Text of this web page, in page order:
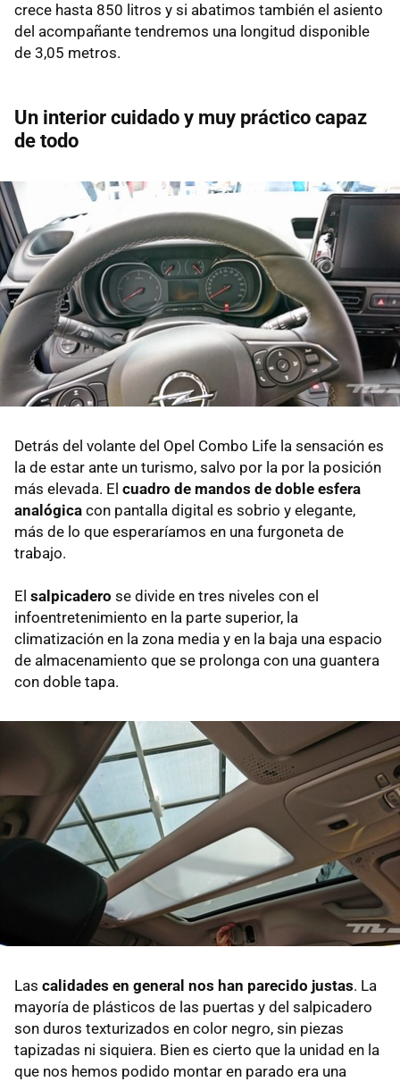
crece hasta 850 litros y si abatimos también el asiento
del acompañante tendremos una longitud disponible
de 3,05 metros.
Un interior cuidado y muy práctico capaz
de todo
Detrás del volante del Opel Combo Life la sensación es
la de estar ante un turismo, salvo por la por la posición
más elevada. El cuadro de mandos de doble esfera
analógica con pantalla digital es sobrio y elegante,
más de lo que esperaríamos en una furgoneta de
trabajo.
El salpicadero se divide en tres niveles con el
infoentretenimiento en la parte superior, la
climatización en la zona media y en la baja una espacio
de almacenamiento que se prolonga con una guantera
con doble tapa.
Las calidades en general nos han parecido justas. La
mayoría de plásticos de las puertas y del salpicadero
son duros texturizados en color negro, sin piezas
tapizadas ni siquiera. Bien es cierto que la unidad en la
que nos hemos podido montar en parado era una